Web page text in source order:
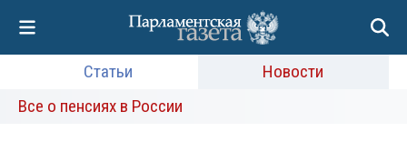
Статьи
Новости
Все о пенсиях в России